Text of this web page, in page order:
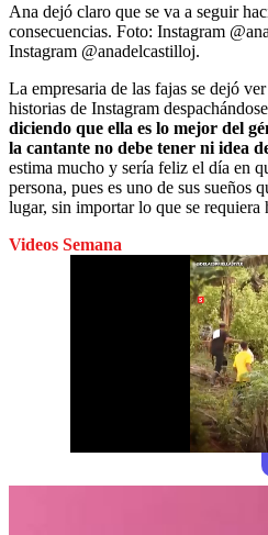
Ana dejó claro que se va a seguir
consecuencias. Foto: Instagram
Instagram @anadelcastilloj.
La empresaria de las fajas se dejó
historias de Instagram
diciendo que ella es lo mejor del
la cantante no debe tener ni idea
estima mucho y sería feliz el día en
persona, pues es uno de sus sueños
lugar, sin importar lo que se requiera
Videos Semana